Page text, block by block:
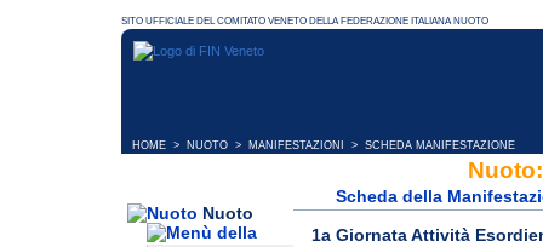
HOME > NUOTO > MANIFESTAZIONI > SCHEDA MANIFESTAZIONE
Nuoto
Scheda della
1a Giornata Attività